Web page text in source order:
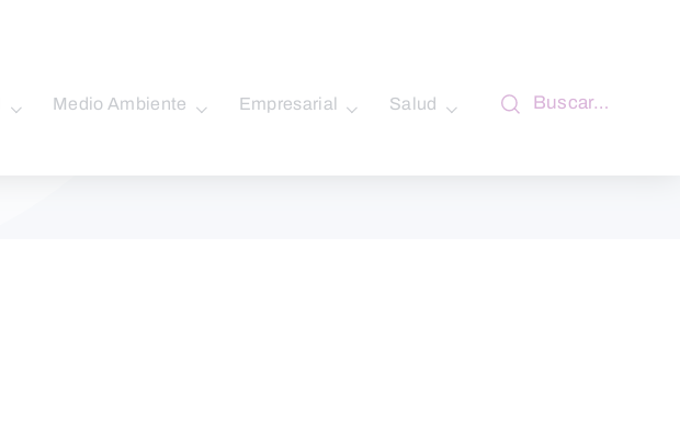
Medio Ambiente Empresarial Salud Buscar…